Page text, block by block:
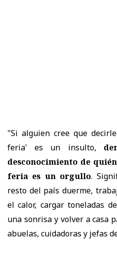
"Si alguien cree que
feria' es un insulto,
desconocimiento de
feria es un orgullo.
resto del país duerme,
el calor, cargar toneladas
una sonrisa y volver a casa
abuelas, cuidadoras y jefas